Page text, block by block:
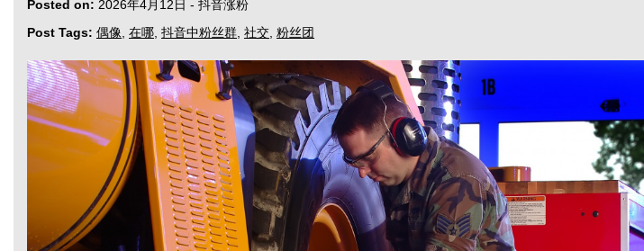
Posted on: 2026年4月12日 - 抖音涨粉
Post Tags: 偶像 在哪 抖音中粉丝群 社交 粉丝团